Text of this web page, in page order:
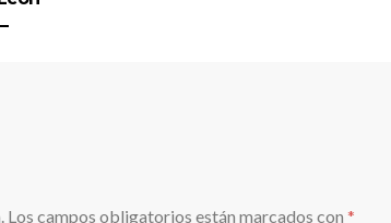
Los campos obligatorios están marcados con *